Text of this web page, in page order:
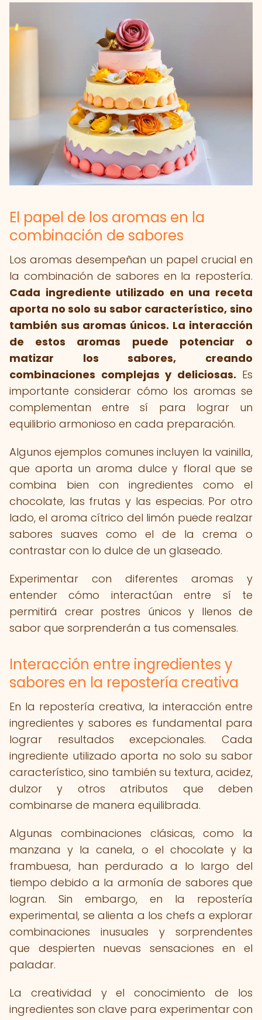
El papel de los aromas en la
combinación de sabores
Los aromas desempeñan un papel crucial en
la combinación de sabores en la repostería.
Cada ingrediente utilizado en una receta
aporta no solo su sabor característico, sino
también sus aromas únicos. La interacción
de estos aromas puede potenciar o
matizar los sabores, creando
combinaciones complejas y deliciosas. Es
importante considerar cómo los aromas se
complementan entre sí para lograr un
equilibrio armonioso en cada preparación.
Algunos ejemplos comunes incluyen la vainilla,
que aporta un aroma dulce y floral que se
combina bien con ingredientes como el
chocolate, las frutas y las especias. Por otro
lado, el aroma cítrico del limón puede realzar
sabores suaves como el de la crema o
contrastar con lo dulce de un glaseado.
Experimentar con diferentes aromas y
entender cómo interactúan entre sí te
permitirá crear postres únicos y llenos de
sabor que sorprenderán a tus comensales.
Interacción entre ingredientes y
sabores en la repostería creativa
En la repostería creativa, la interacción entre
ingredientes y sabores es fundamental para
lograr resultados excepcionales. Cada
ingrediente utilizado aporta no solo su sabor
característico, sino también su textura, acidez,
dulzor y otros atributos que deben
combinarse de manera equilibrada.
Algunas combinaciones clásicas, como la
manzana y la canela, o el chocolate y la
frambuesa, han perdurado a lo largo del
tiempo debido a la armonía de sabores que
logran. Sin embargo, en la repostería
experimental, se alienta a los chefs a explorar
combinaciones inusuales y sorprendentes
que despierten nuevas sensaciones en el
paladar.
La creatividad y el conocimiento de los
ingredientes son clave para experimentar con